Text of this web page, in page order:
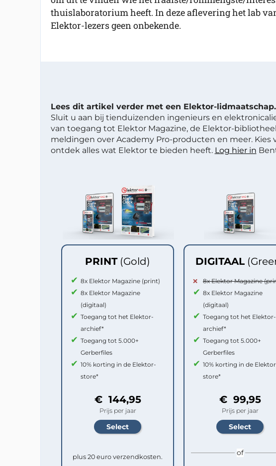
thuislaboratorium heeft. In deze aflevering het lab
Elektor-lezers geen onbekende.
Lees dit artikel verder met een Elektor-lidmaatschap.
Sluit u aan bij tienduizenden ingenieurs en
van toegang tot Elektor Magazine, de Elektor-
meldingen over Academy Pro-producten en meer. Kies
ontdek alles wat Elektor te bieden heeft. Log hier in
PRINT (Gold)
8x Elektor Magazine (print)
8x Elektor Magazine
(digitaal)
Toegang tot het Elektor-
archief*
Toegang tot 5.000+
Gerberfiles
10% korting in de Elektor-
store*
€ 144,95
Prijs per jaar
plus 20 euro verzendkosten.
DIGITAAL
8x Elektor Magazine
8x Elektor Magazine
(digitaal)
Toegang tot het Elektor-
archief*
Toegang tot 5.000+
Gerberfiles
10% korting in de
store*
€ 99,95
Prijs per jaar
of